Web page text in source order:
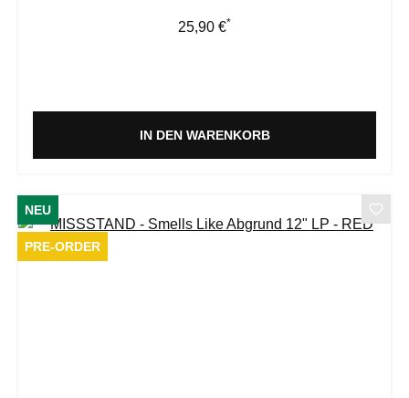
Regulärer Preis:
25,90 €*
IN DEN WARENKORB
NEU
PRE-ORDER